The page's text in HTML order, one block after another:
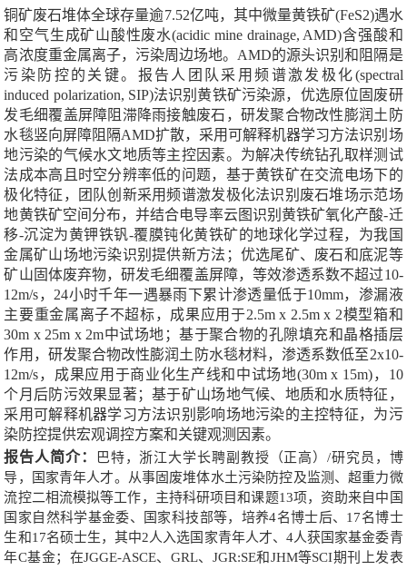
铜矿废石堆体全球存量逾7.52亿吨，其中微量黄铁矿(FeS2)遇水
和空气生成矿山酸性废水(acidic mine drainage, AMD)含强酸和
高浓度重金属离子，污染周边场地。 AMD的源头识别和阻隔是
污染防控的关键。报告人团队采用频谱激发极化(spectral
induced polarization, SIP)法识别黄铁矿污染源，优选原位固废研
发毛细覆盖屏障阻滞降雨接触废石，研发聚合物改性膨润土防
水毯竖向屏障阻隔AMD扩散，采用可解释机器学习方法识别场
地污染的气候水文地质等主控因素。为解决传统钻孔取样测试
法成本高且时空分辨率低的问题，基于黄铁矿在交流电场下的
极化特征，团队创新采用频谱激发极化法识别废石堆场示范场
地黄铁矿空间分布，并结合电导率云图识别黄铁矿氧化产酸-迁
移-沉淀为黄钾铁钒-覆膜钝化黄铁矿的地球化学过程，为我国
金属矿山场地污染识别提供新方法；优选尾矿、废石和底泥等
矿山固体废弃物，研发毛细覆盖屏障，等效渗透系数不超过10-
12m/s， 24小时千年一遇暴雨下累计渗透量低于10mm，渗漏液
主要重金属离子不超标，成果应用于2.5m x 2.5m x 2模型箱和
30m x 25m x2m中试场地；基于聚合物的孔隙填充和晶格插层
作用，研发聚合物改性膨润土防水毯材料，渗透系数低至2x10-
12m/s，成果应用于商业化生产线和中试场地(30mx 15m)， 10
个月后防污效果显著；基于矿山场地气候、地质和水质特征，
采用可解释机器学习方法识别影响场地污染的主控特征，为污
染防控提供宏观调控方案和关键观测因素。
报告人简介：
巴特，浙江大学长聘副教授（正高）/研究员，博
导，国家青年人才。从事固废堆体水土污染防控及监测、超重力微
流控二相流模拟等工作，主持科研项目和课题13项，资助来自中国
国家自然科学基金委、国家科技部等，培养4名博士后、 17名博士
生和17名硕士生，其中2人入选国家青年人才、 4人获国家基金委青
年C基金；在JGGE-ASCE、GRL、JGR:SE和JHM等SCI期刊上发表